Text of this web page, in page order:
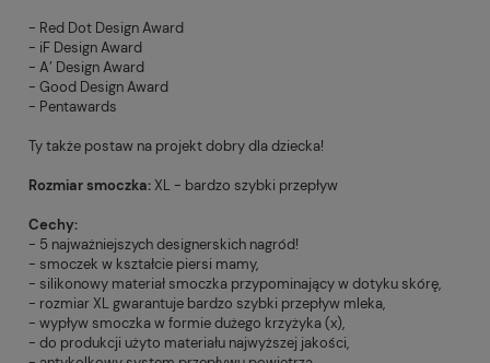
- Red Dot Design Award
- iF Design Award
- A’ Design Award
- Good Design Award
- Pentawards
Ty także postaw na projekt dobry dla dziecka!
Rozmiar smoczka: XL - bardzo szybki przepływ
Cechy:
- 5 najważniejszych designerskich nagród!
- smoczek w kształcie piersi mamy,
- silikonowy materiał smoczka przypominający w dotyku skórę,
- rozmiar XL gwarantuje bardzo szybki przepływ mleka,
- wypływ smoczka w formie dużego krzyżyka (x),
- do produkcji użyto materiału najwyższej jakości,